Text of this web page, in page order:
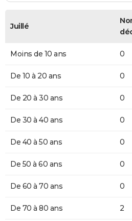
Juillé
Moins de 10 ans 0
De 10 à 20 ans 0
De 20 à 30 ans 0
De 30 à 40 ans 0
De 40 à 50 ans 0
De 50 à 60 ans 0
De 60 à 70 ans 0
De 70 à 80 ans 2